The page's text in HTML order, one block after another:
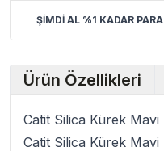
ŞİMDİ AL %1 KADAR
Ürün Özellikleri
Catit Silica Kürek Mavi
Catit Silica Kürek Mavi